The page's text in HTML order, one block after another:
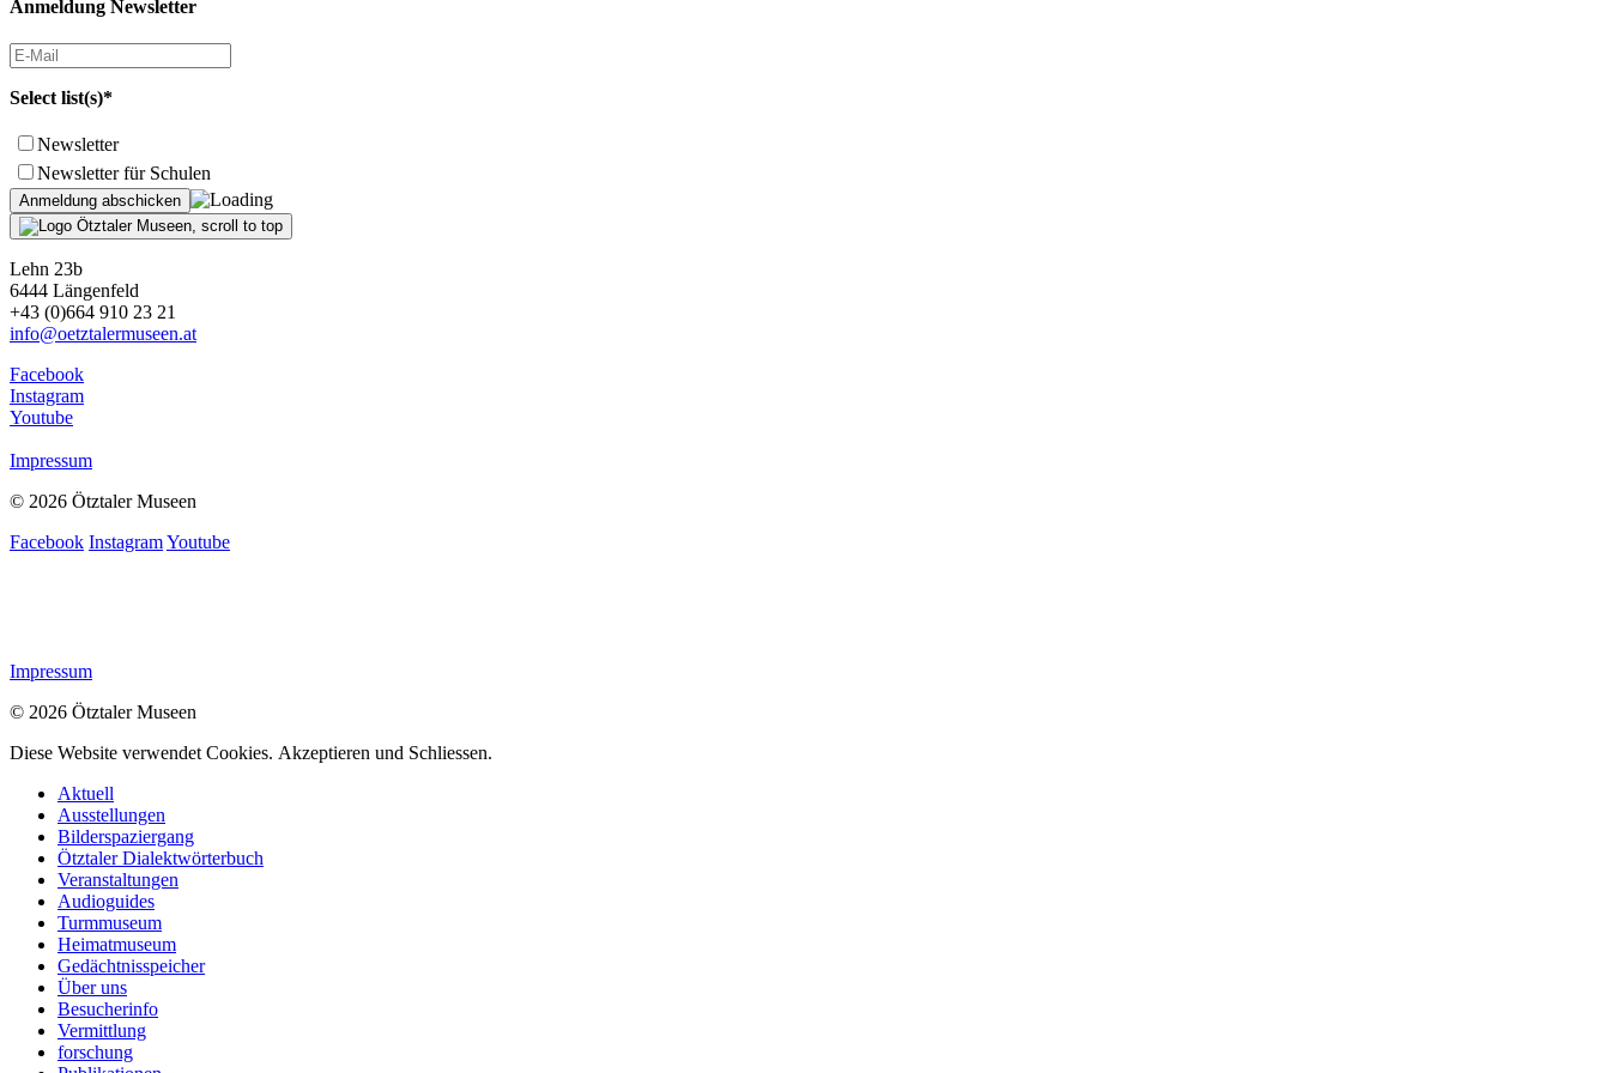
Anmeldung Newsletter
Select list(s)*
Newsletter
Newsletter für Schulen
Lehn 23b
6444 Längenfeld
+43 (0)664 910 23 21
info@oetztalermuseen.at
Facebook
Instagram
Youtube
Impressum
© 2026 Ötztaler Museen
Facebook InstagramYoutube
Impressum
© 2026 Ötztaler Museen
Diese Website verwendet Cookies. Akzeptieren und Schliessen.
Aktuell
Ausstellungen
Bilderspaziergang
Ötztaler Dialektwörterbuch
Veranstaltungen
Audioguides
Turmmuseum
Heimatmuseum
Gedächtnisspeicher
Über uns
Besucherinfo
Vermittlung
forschung